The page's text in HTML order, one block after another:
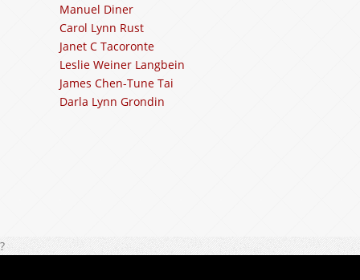
Manuel Diner
Carol Lynn Rust
Janet C Tacoronte
Leslie Weiner Langbein
James Chen-Tune Tai
Darla Lynn Grondin
?